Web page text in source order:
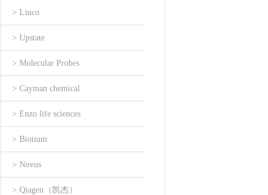
> Linco
> Upstate
> Molecular Probes
> Cayman chemical
> Enzo life sciences
> Biotium
> Novus
> Qiagen（凯杰）